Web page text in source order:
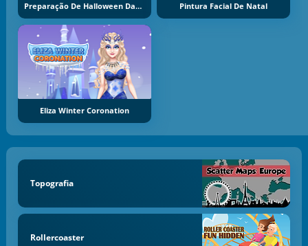
Preparação De Halloween Das Irmãs Pintura Facial De Natal
Eliza Winter Coronation
Topografia
Rollercoaster